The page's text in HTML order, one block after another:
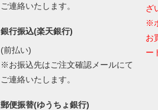
ご連絡いたします。
銀行振込(楽天銀行)
(前払い)
※お振込先はご注文確認メールにて
ご連絡いたします。
郵便振替(ゆうちょ銀行)
ざ
※
お
ー